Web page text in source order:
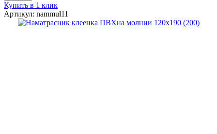
Купить в 1 клик
Артикул: nammul11